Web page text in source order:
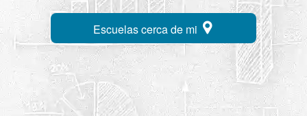
Escuelas cerca de mi